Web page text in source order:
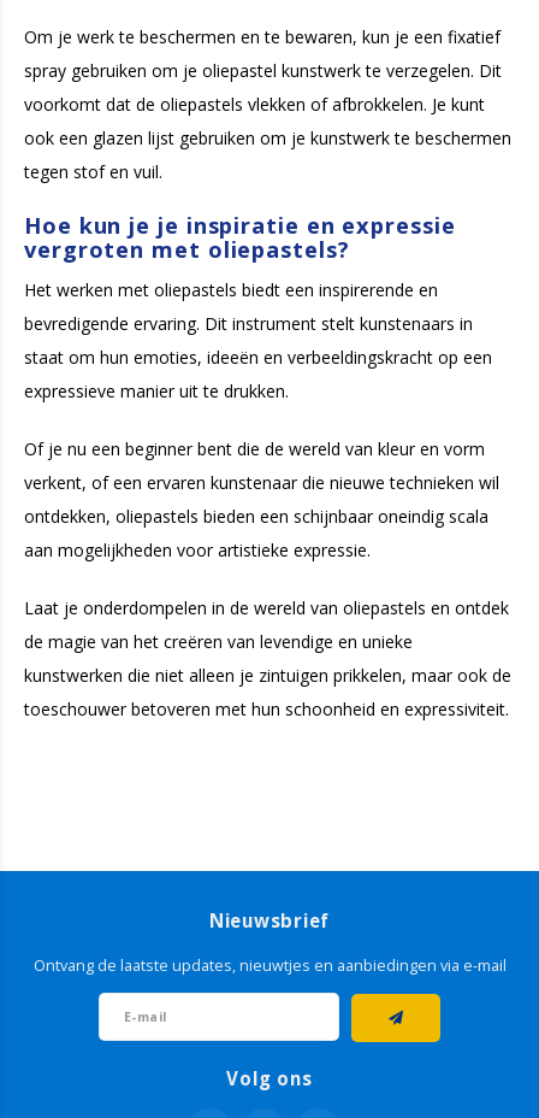
Om je werk te beschermen en te bewaren, kun je een fixatief
spray gebruiken om je oliepastel kunstwerk te verzegelen. Dit
voorkomt dat de oliepastels vlekken of afbrokkelen. Je kunt
ook een glazen lijst gebruiken om je kunstwerk te beschermen
tegen stof en vuil.
Hoe kun je je inspiratie en expressie
vergroten met oliepastels?
Het werken met oliepastels biedt een inspirerende en
bevredigende ervaring. Dit instrument stelt kunstenaars in
staat om hun emoties, ideeën en verbeeldingskracht op een
expressieve manier uit te drukken.
Of je nu een beginner bent die de wereld van kleur en vorm
verkent, of een ervaren kunstenaar die nieuwe technieken wil
ontdekken, oliepastels bieden een schijnbaar oneindig scala
aan mogelijkheden voor artistieke expressie.
Laat je onderdompelen in de wereld van oliepastels en ontdek
de magie van het creëren van levendige en unieke
kunstwerken die niet alleen je zintuigen prikkelen, maar ook de
toeschouwer betoveren met hun schoonheid en expressiviteit.
Nieuwsbrief
Ontvang de laatste updates, nieuwtjes en aanbiedingen via e-mail
Volg ons